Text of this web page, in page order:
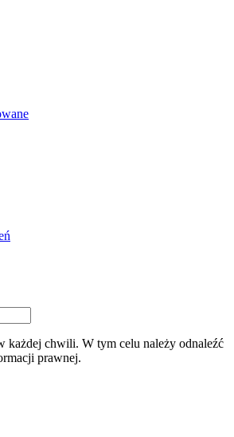
każdej chwili. W tym celu należy odnaleźć
prawnej.